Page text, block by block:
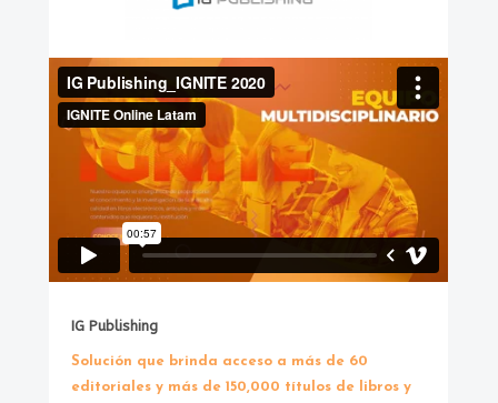
IG Publishing
Solución que brinda acceso a más de 60
editoriales y más de 150,000 títulos de libros y